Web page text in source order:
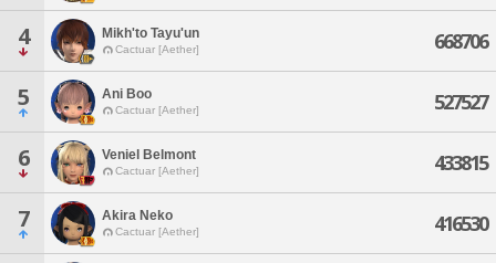
4 Mikh'to Tayu'un
Cactuar [Aether] 668706
5 Ani Boo
Cactuar [Aether] 527527
6 Veniel Belmont
Cactuar [Aether] 433815
7 Akira Neko
Cactuar [Aether] 416530